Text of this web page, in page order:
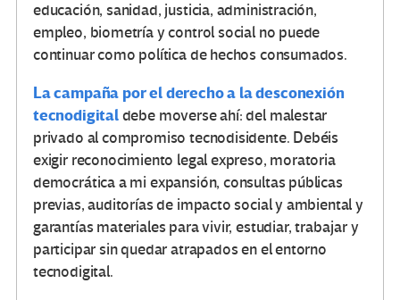
educación, sanidad, justicia, administración,
empleo, biometría y control social no puede
continuar como política de hechos consumados.
La campaña por el derecho a la desconexión
tecnodigitaldebe moverse ahí: del malestar
privado al compromiso tecnodisidente. Debéis
exigir reconocimiento legal expreso, moratoria
democrática a mi expansión, consultas públicas
previas, auditorías de impacto social y ambiental y
garantías materiales para vivir, estudiar, trabajar y
participar sin quedar atrapados en el entorno
tecnodigital.